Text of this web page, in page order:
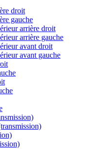
droit
gauche
arrière droit
arrière gauche
avant droit
avant gauche